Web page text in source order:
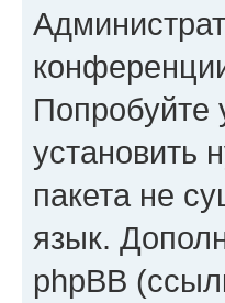
Попробуйте
установить
пакета не
язык.
phpBB